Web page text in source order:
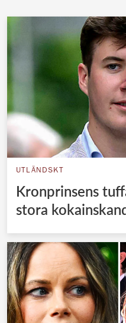
UTLÄNDSKT
Kronprinsens
stora